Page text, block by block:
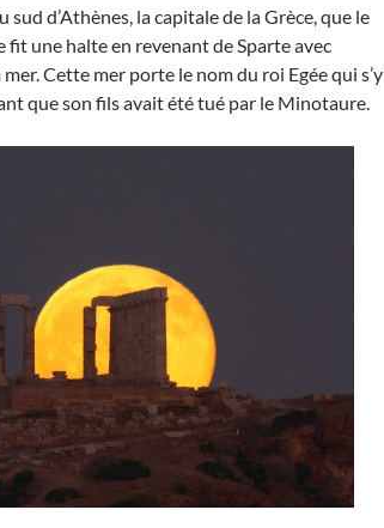
sud d’Athènes, la capitale de la Grèce, que le
fit une halte en revenant de Sparte avec
Cette mer porte le nom du roi Egée qui s’y
que son fils avait été tué par le Minotaure.